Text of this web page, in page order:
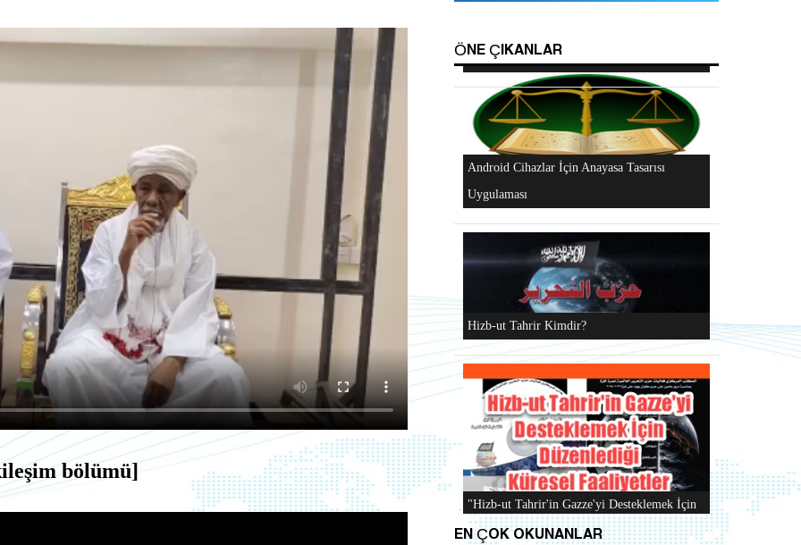
bölümü]
ÖNE ÇIKANLAR
Android Cihazlar İçin Anayasa Tasarısı
Uygulaması
Hizb-ut Tahrir Kimdir?
"Hizb-ut Tahrir'in Gazze'yi Desteklemek İçin
Düzenlediği Küresel Faaliyetler..." DVD'si
Haykırıyor
EN ÇOK OKUNANLAR